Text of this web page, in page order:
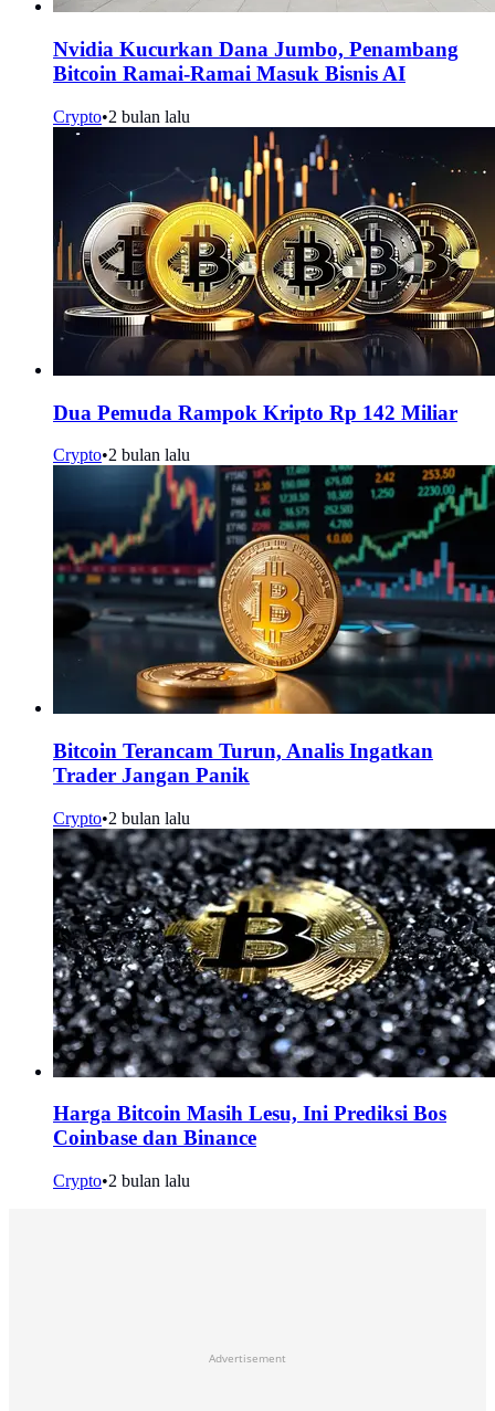
Nvidia Kucurkan Dana Jumbo, Penambang
Bitcoin Ramai-Ramai Masuk Bisnis AI
Crypto•2 bulan lalu
Dua Pemuda Rampok Kripto Rp 142 Miliar
Crypto•2 bulan lalu
Bitcoin Terancam Turun, Analis Ingatkan
Trader Jangan Panik
Crypto•2 bulan lalu
Harga Bitcoin Masih Lesu, Ini Prediksi Bos
Coinbase dan Binance
Crypto•2 bulan lalu
Advertisement